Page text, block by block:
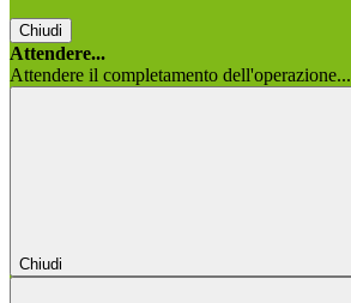
Chiudi
Attendere...
Attendere il completamento dell'operazione...
Chiudi